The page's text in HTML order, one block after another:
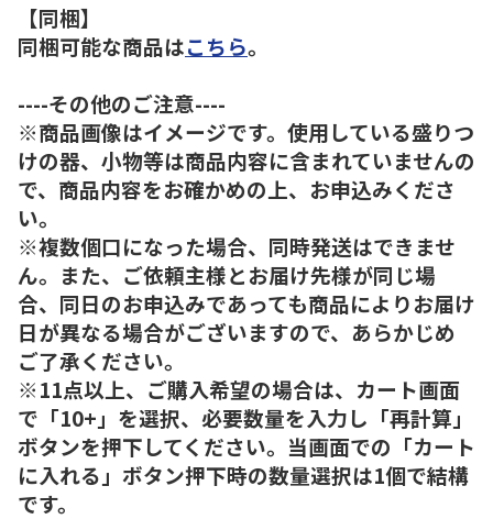
【同梱】
同梱可能な商品はこちら。
----その他のご注意----
※商品画像はイメージです。使用している盛りつ
けの器、小物等は商品内容に含まれていませんの
で、商品内容をお確かめの上、お申込みくださ
い。
※複数個口になった場合、同時発送はできませ
ん。また、ご依頼主様とお届け先様が同じ場
合、同日のお申込みであっても商品によりお届け
日が異なる場合がございますので、あらかじめ
ご了承ください。
※11点以上、ご購入希望の場合は、カート画面
で「10+」を選択、必要数量を入力し「再計算」
ボタンを押下してください。当画面での「カート
に入れる」ボタン押下時の数量選択は1個で結構
です。